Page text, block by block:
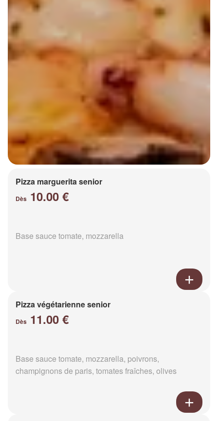
Pizza marguerita senior
Dès 10.00 €
Base sauce tomate, mozzarella
Pizza végétarienne senior
Dès 11.00 €
Base sauce tomate, mozzarella, poivrons,
champignons de paris, tomates fraîches, olives